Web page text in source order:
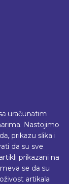
uračunatim
Nastojimo
prikazu slika i
da su sve
prikazani na
se da su
artikala